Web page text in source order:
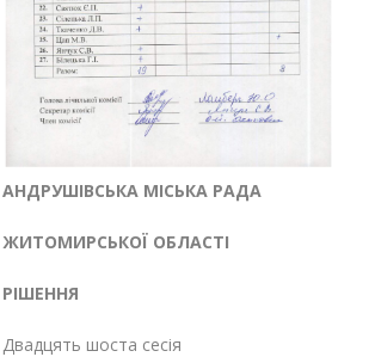
АНДРУШІВСЬКА МІСЬКА РАДА
ЖИТОМИРСЬКОЇ ОБЛАСТІ
РІШЕННЯ
Двадцять шоста сесія